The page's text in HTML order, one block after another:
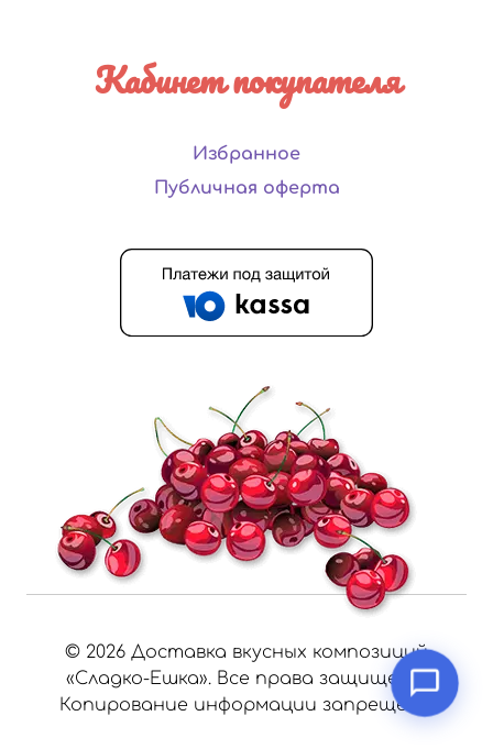
Кабинет покупателя
Избранное
Публичная оферта
© 2026 Доставка вкусных композиций
«Сладко-Ешка». Все права защищены.
Копирование информации запрещено.